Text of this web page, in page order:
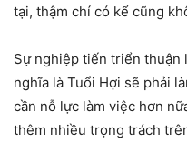
tại, thậm chí có kể cũng
Sự nghiệp tiến triển thuận
nghĩa là Tuổi Hợi sẽ phải
cần nỗ lực làm việc hơn
thêm nhiều trọng trách